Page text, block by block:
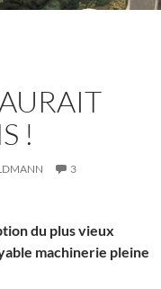
!
3
du plus vieux
machinerie pleine